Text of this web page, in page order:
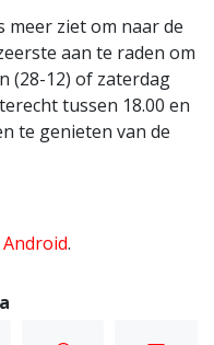
meer ziet om naar de
aan te raden om
(28-12) of zaterdag
tussen 18.00 en
te genieten van de
Android.